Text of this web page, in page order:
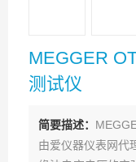
MEGGER
测试仪
简要描述：
由爱仪器仪表网代